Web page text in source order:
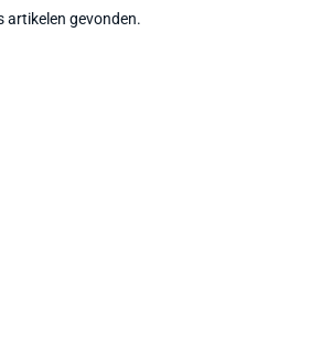
artikelen gevonden.